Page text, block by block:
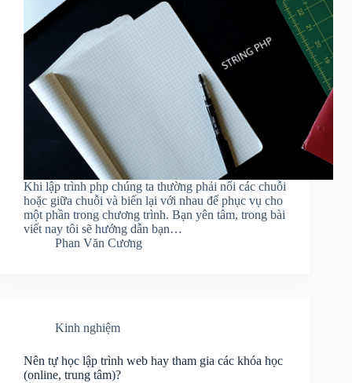
Khi lập trình php chúng ta thường phải nối các chuỗi
hoặc giữa chuỗi và biến lại với nhau để phục vụ cho
một phần trong chương trình. Bạn yên tâm, trong bài
viết nay tôi sẽ hướng dẫn bạn…
Phan Văn Cương
Kinh nghiệm
Nên tự học lập trình web hay tham gia các khóa học
(online, trung tâm)?